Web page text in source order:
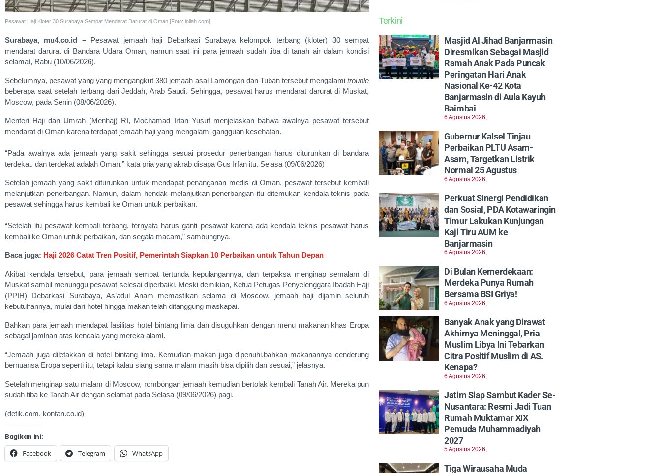
Pesawat Haji Kloter 30 Surabaya Sempat Mendarat Darurat di Oman [Foto: inilah.com]
Surabaya, mu4.co.id –Pesawat jemaah haji Debarkasi Surabaya kelompok terbang (kloter) 30 sempat
mendarat darurat di Bandara Udara Oman, namun saat ini para jemaah sudah tiba di tanah air dalam kondisi
selamat, Rabu (10/06/2026).
Sebelumnya, pesawat yang yang mengangkut 380 jemaah asal Lamongan dan Tuban tersebut mengalami trouble
beberapa saat setelah terbang dari Jeddah, Arab Saudi. Sehingga, pesawat harus mendarat darurat di Muskat,
Moscow, pada Senin (08/06/2026).
Menteri Haji dan Umrah (Menhaj) RI, Mochamad Irfan Yusuf menjelaskan bahwa awalnya pesawat tersebut
mendarat di Oman karena terdapat jemaah haji yang mengalami gangguan kesehatan.
“Pada awalnya ada jemaah yang sakit sehingga sesuai prosedur penerbangan harus diturunkan di bandara
terdekat, dan terdekat adalah Oman,” kata pria yang akrab disapa Gus Irfan itu, Selasa (09/06/2026)
Setelah jemaah yang sakit diturunkan untuk mendapat penanganan medis di Oman, pesawat tersebut kembali
melanjutkan penerbangan. Namun, dalam hendak melanjutkan penerbangan itu ditemukan kendala teknis pada
pesawat sehingga harus kembali ke Oman untuk perbaikan.
“Setelah itu pesawat kembali terbang, ternyata harus ganti pesawat karena ada kendala teknis pesawat harus
kembali ke Oman untuk perbaikan, dan segala macam,” sambungnya.
Baca juga: Haji 2026 Catat Tren Positif, Pemerintah Siapkan 10 Perbaikan untuk Tahun Depan
Akibat kendala tersebut, para jemaah sempat tertunda kepulangannya, dan terpaksa menginap semalam di
Muskat sambil menunggu pesawat selesai diperbaiki. Meski demikian, Ketua Petugas Penyelenggara Ibadah Haji
(PPIH) Debarkasi Surabaya, As’adul Anam memastikan selama di Moscow, jemaah haji dijamin seluruh
kebutuhannya, mulai dari hotel hingga makan telah ditanggung maskapai.
Bahkan para jemaah mendapat fasilitas hotel bintang lima dan disuguhkan dengan menu makanan khas Eropa
sebagai jaminan atas kendala yang mereka alami.
“Jemaah juga diletakkan di hotel bintang lima. Kemudian makan juga dipenuhi,bahkan makanannya cenderung
bernuansa Eropa seperti itu, tetapi kalau siang sama malam masih bisa dipilih dan sesuai,” jelasnya.
Setelah menginap satu malam di Moscow, rombongan jemaah kemudian bertolak kembali Tanah Air. Mereka pun
sudah tiba ke Tanah Air dengan selamat pada Selasa (09/06/2026) pagi.
(detik.com, kontan.co.id)
Bagikan ini:
Facebook Telegram WhatsApp
Terkini
Masjid Al Jihad Banjarmasin
Diresmikan Sebagai Masjid
Ramah Anak Pada Puncak
Peringatan Hari Anak
Nasional Ke-42 Kota
Banjarmasin di Aula Kayuh
Baimbai
6 Agustus 2026,
Gubernur Kalsel Tinjau
Perbaikan PLTU Asam-
Asam, Targetkan Listrik
Normal 25 Agustus
6 Agustus 2026,
Perkuat Sinergi Pendidikan
dan Sosial, PDA Kotawaringin
Timur Lakukan Kunjungan
Kaji Tiru AUM ke
Banjarmasin
6 Agustus 2026,
Di Bulan Kemerdekaan:
Merdeka Punya Rumah
Bersama BSI Griya!
6 Agustus 2026,
Banyak Anak yang Dirawat
Akhirnya Meninggal, Pria
Muslim Libya Ini Tebarkan
Citra Positif Muslim di AS.
Kenapa?
6 Agustus 2026,
Jatim Siap Sambut Kader Se-
Nusantara: Resmi Jadi Tuan
Rumah Muktamar XIX
Pemuda Muhammadiyah
2027
5 Agustus 2026,
Tiga Wirausaha Muda